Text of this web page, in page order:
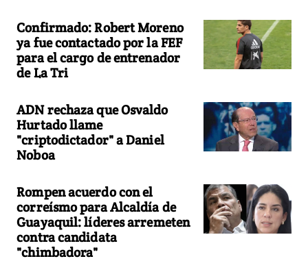
Confirmado: Robert Moreno
ya fue contactado por la FEF
para el cargo de entrenador
de La Tri
ADN rechaza que Osvaldo
Hurtado llame
"criptodictador" a Daniel
Noboa
Rompen acuerdo con el
correísmo para Alcaldía de
Guayaquil: líderes arremeten
contra candidata
"chimbadora"